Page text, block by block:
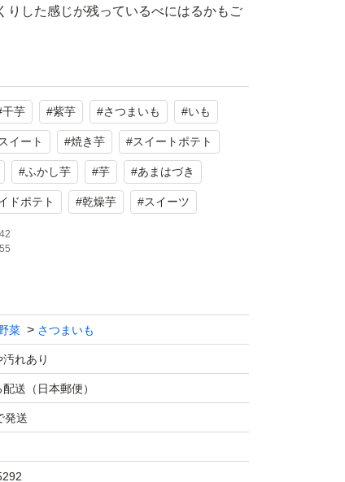
りした感じが残っているべにはるかもご
っこいMサイズ200グラム～Mサイズ30
なります。
らやフライド、スイートポテトなどにど
についてはご理解いただけると幸いで
っておりますので味には多少自信があり
サツマイモ
べにはるか
干芋 #紫芋 #さつまいも #いも
イート #焼き芋 #スイートポテト
#ふかし芋 #芋 #あまはづき
ドポテト #乾燥芋 #スイーツ
菜 さつまいも
れあり
送（日本郵便）
発送